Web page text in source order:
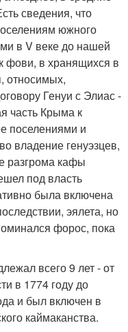
сведения, что
южного
в V веке до нашей
фови, в хранящихся в
относимых,
Генуи с Элиас -
часть Крыма к
поселениями и
владение генуэзцев,
разгрома кафы
под власть
была включена
эялета, но
форос, пока
всего 9 лет - от
в 1774 году до
и был включен в
каймаканства.